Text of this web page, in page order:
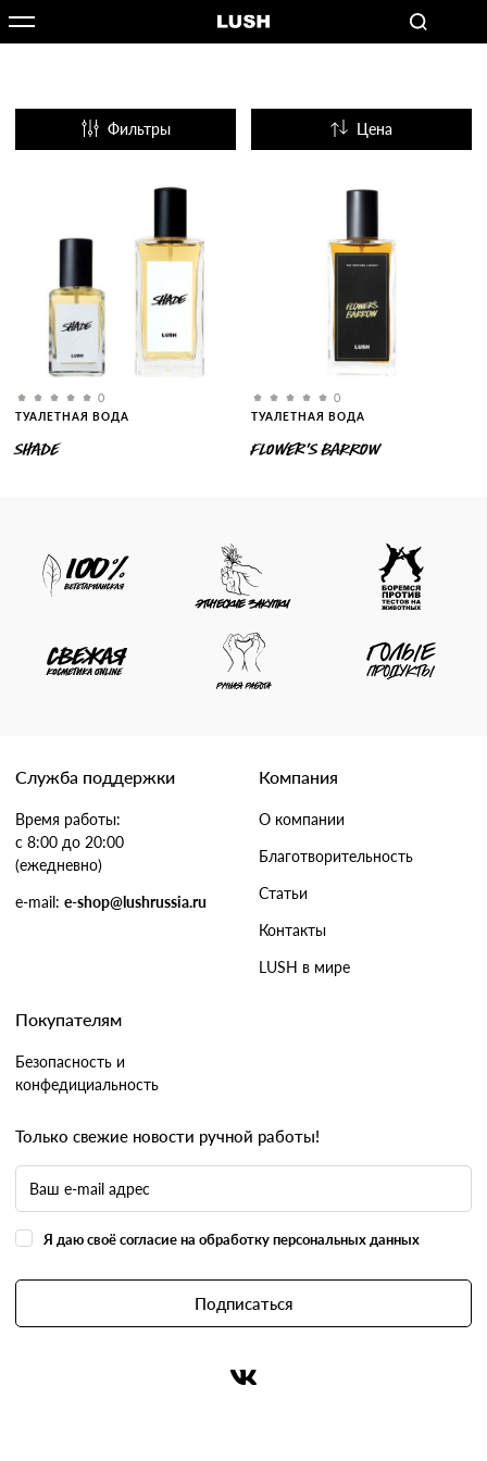
Фильтры Цена
0
ТУАЛЕТНАЯ ВОДА
SHADE
0
ТУАЛЕТНАЯ ВОДА
FLOWER’S BARROW
Служба поддержки
Время работы:
с 8:00 до 20:00
(ежедневно)
e-mail: e-shop@lushrussia.ru
Компания
О компании
Благотворительность
Статьи
Контакты
LUSH в мире
Покупателям
Безопасность и
конфедициальность
Только свежие новости ручной работы!
Я даю своё согласие на обработку персональных данных
Подписаться